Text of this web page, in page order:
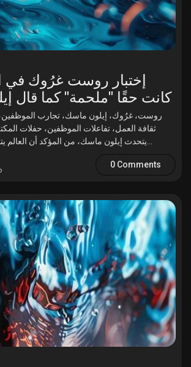
إختبار روست غرُوك في
كانت حقًا "ملحمة" كما قال
روست، غرُوك، إيلون ماسك، تجارب
ثقافة العمل، تفاعلات الموظفين، حفلات
0 Comments